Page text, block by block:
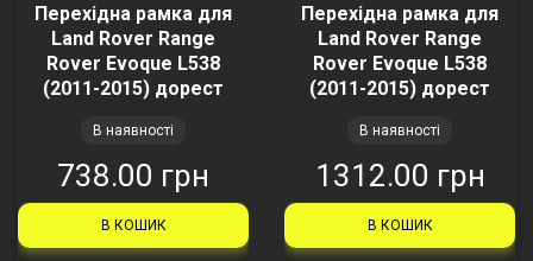
Перехідна рамка для
Land Rover Range
Rover Evoque L538
(2011-2015) дорест
В наявності
738.00 грн
В КОШИК
Перехідна рамка для
Land Rover Range
Rover Evoque L538
(2011-2015) дорест
В наявності
1312.00 грн
В КОШИК